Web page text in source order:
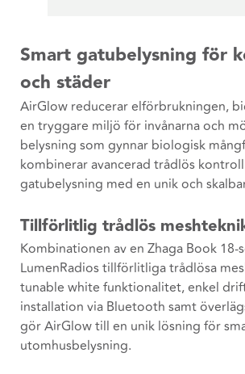
Smart gatubelysning för
och städer
AirGlow reducerar elförbrukningen,
en tryggare miljö för invånarna och
belysning som gynnar biologisk
kombinerar avancerad trådlös
gatubelysning med en unik och
Tillförlitlig trådlös
Kombinationen av en Zhaga Book 18-
LumenRadios tillförlitliga trådlösa
tunable white funktionalitet, enkel
installation via Bluetooth samt
gör AirGlow till en unik lösning för
utomhusbelysning.